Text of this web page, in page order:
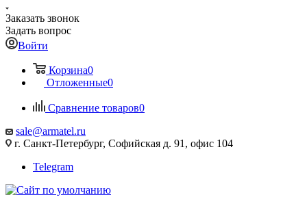
Заказать звонок
Задать вопрос
Войти
Корзина0
Отложенные0
Сравнение товаров0
sale@armatel.ru
г. Санкт-Петербург, Софийская д. 91, офис 104
Telegram